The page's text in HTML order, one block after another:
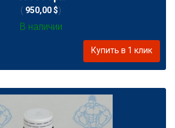
( 950,00 $)
В наличии
Купить в 1 клик